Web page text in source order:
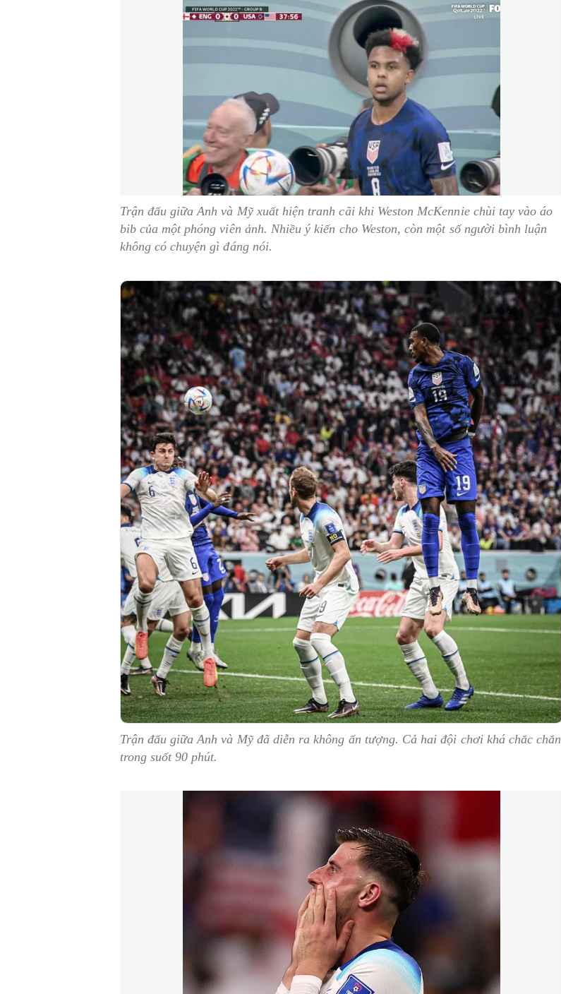
Trận đấu giữa Anh và Mỹ xuất hiện tranh cãi khi Weston McKennie chùi tay vào áo
bib của một phóng viên ảnh. Nhiều ý kiến cho Weston, còn một số người bình luận
không có chuyện gì đáng nói.
Trận đấu giữa Anh và Mỹ đã diễn ra không ấn tượng. Cả hai đội chơi khá chắc chắn
trong suốt 90 phút.